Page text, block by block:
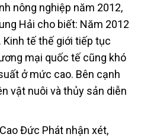
nông nghiệp năm 2012,
Hải cho biết: Năm 2012
tế thế giới tiếp tục
mại quốc tế cũng khó
ở mức cao. Bên cạnh
vật nuôi và thủy sản diễn
Đức Phát nhận xét,